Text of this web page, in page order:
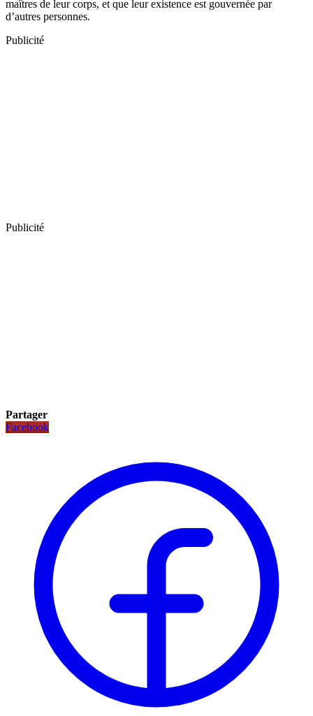
maîtres de leur corps, et que leur existence est gouvernée par
d’autres personnes.
Publicité
Publicité
Partager
Facebook